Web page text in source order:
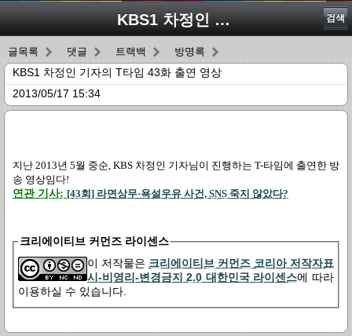
KBS1 차정인 기자의 T타임 43화 출연 영상 검색
글목록 댓글 트랙백 방명록
KBS1 차정인 기자의 T타임 43화 출연 영상
2013/05/17 15:34
지난 2013년 5월 중순, KBS 차정인 기자님이 진행하는 T-타임에 출연한 방
송 영상임다!
연관 기사: [43회] 라면상무·욕설우유 사건, SNS 죽지 않았다?
크리에이티브 커먼즈 라이센스
이 저작물은 크리에이티브 커먼즈 코리아 저작자표
시-비영리-변경금지 2.0 대한민국 라이센스에 따라
이용하실 수 있습니다.